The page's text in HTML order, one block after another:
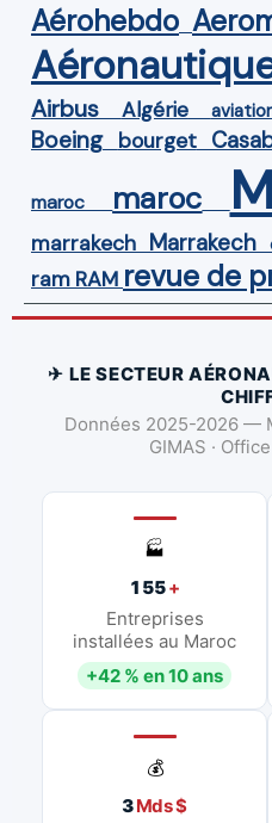
Aérohebdo
Airbus Algérie
Boeing bourget
maroc maroc
marrakech Marrakech
ram RAM revue de
✈ LE SECTEUR
Données 2025-2026 —
GIMAS ·
🏭
155+
Entreprises
installées au Maroc
+42 % en 10 ans
💰
3Mds $